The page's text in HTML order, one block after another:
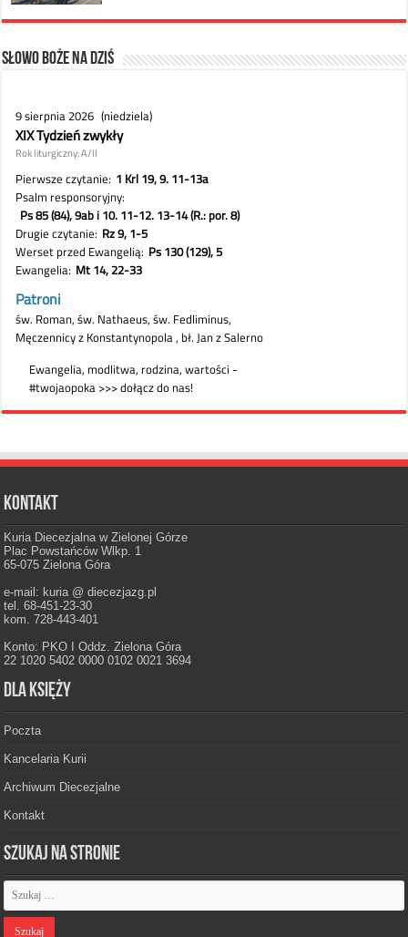
Słowo Boże na dziś
Kontakt
Kuria Diecezjalna w Zielonej Górze
Plac Powstańców Wlkp. 1
65-075 Zielona Góra
e-mail: kuria @ diecezjazg.pl
tel. 68-451-23-30
kom. 728-443-401
Konto: PKO I Oddz. Zielona Góra
22 1020 5402 0000 0102 0021 3694
Dla księży
Poczta
Kancelaria Kurii
Archiwum Diecezjalne
Kontakt
Szukaj na stronie